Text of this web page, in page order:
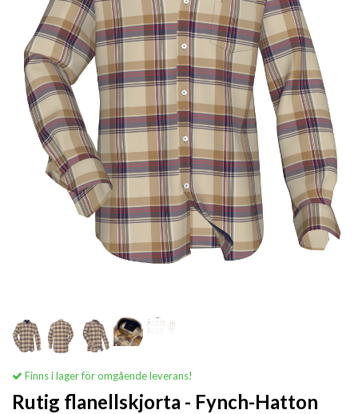
Finns i lager för omgående leverans!
Rutig flanellskjorta - Fynch-Hatton